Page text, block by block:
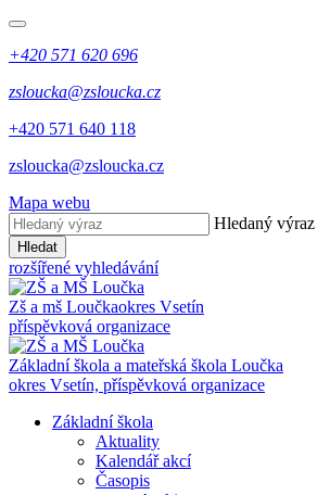
+420 571 620 696
zsloucka@zsloucka.cz
+420 571 640 118
zsloucka@zsloucka.cz
Mapa webu
Hledaný výraz
Hledat
rozšířené vyhledávání
Zš a mš Loučkaokres Vsetín
příspěvková organizace
Základní škola a mateřská škola Loučka
okres Vsetín, příspěvková organizace
Základní škola
Aktuality
Kalendář akcí
Časopis